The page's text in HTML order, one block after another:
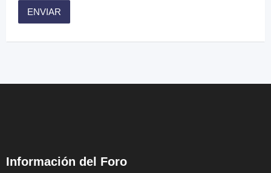
Información del Foro